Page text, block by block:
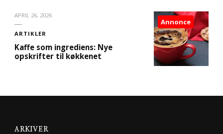
APRIL 26, 2026
ARTIKLER
Kaffe som ingrediens: Nye
opskrifter til køkkenet
Annonce
ARKIVER